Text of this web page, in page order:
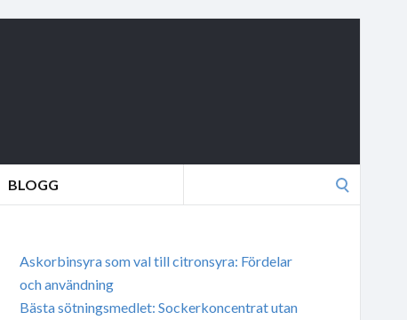
BLOGG
Askorbinsyra som val till citronsyra: Fördelar
och användning
Bästa sötningsmedlet: Sockerkoncentrat utan